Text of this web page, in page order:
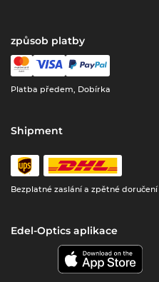
způsob platby
Platba předem, Dobírka
Shipment
Bezplatné zaslání a zpětné doručení
Edel-Optics aplikace